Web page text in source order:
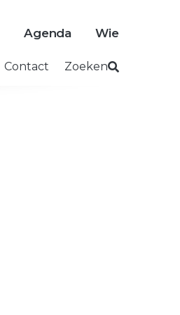
Agenda Wie
Contact Zoeken